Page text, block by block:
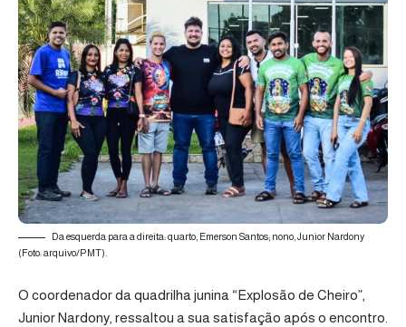
Da esquerda para a direita: quarto, Emerson Santos; nono, Junior Nardony
(Foto: arquivo/PMT).
O coordenador da quadrilha junina “Explosão de Cheiro”,
Junior Nardony, ressaltou a sua satisfação após o encontro.